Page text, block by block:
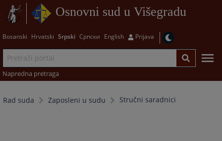
Osnovni sud u Višegradu
Bosanski Hrvatski Srpski Српски English Prijava
Napredna pretraga
Rad suda Zaposleni u sudu Stručni saradnici